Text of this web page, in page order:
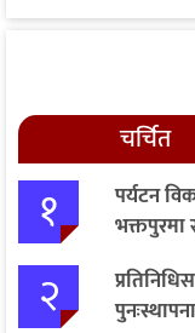
चर्चित
१
पर्यटन
२